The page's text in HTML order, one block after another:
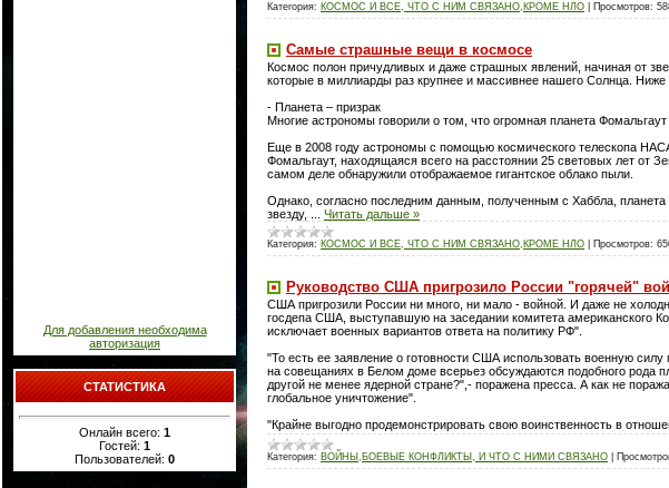
Для добавления необходима
авторизация
СТАТИСТИКА
Онлайн всего: 1
Гостей: 1
Пользователей: 0
Категория: КОСМОС И ВСЕ, ЧТО С НИМ СВЯЗАНО,КРОМЕ НЛО Просмотров:
Самые страшные вещи в космосе
Космос полон причудливых и даже страшных явлений, начиная от
которые в миллиарды раз крупнее и массивнее нашего Солнца.
- Планета – призрак
Многие астрономы говорили о том, что огромная планета
Еще в 2008 году астрономы с помощью космического телескопа
Фомальгаут, находящаяся всего на расстоянии 25 световых лет от
самом деле обнаружили отображаемое гигантское облако пыли.
Однако, согласно последним данным, полученным с Хаббла,
звезду,
Читать дальше »
Категория: КОСМОС И ВСЕ, ЧТО С НИМ СВЯЗАНО,КРОМЕ НЛО Просмотров:
Руководство США пригрозило России "горячей"
США пригрозили России ни много, ни мало - войной. И даже не
госдепа США, выступавшую на заседании комитета американского
исключает военных вариантов ответа на политику РФ".
"То есть ее заявление о готовности США использовать военную
на совещаниях в Белом доме всерьез обсуждаются подобного рода
другой не менее ядерной стране?",- поражена пресса. А как не
глобальное уничтожение".
"Крайне выгодно продемонстрировать свою воинственность в
Категория: ВОЙНЫ,БОЕВЫЕ КОНФЛИКТЫ, И ЧТО С НИМИ СВЯЗАНО